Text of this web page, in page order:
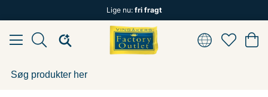
Lige nu: fri fragt